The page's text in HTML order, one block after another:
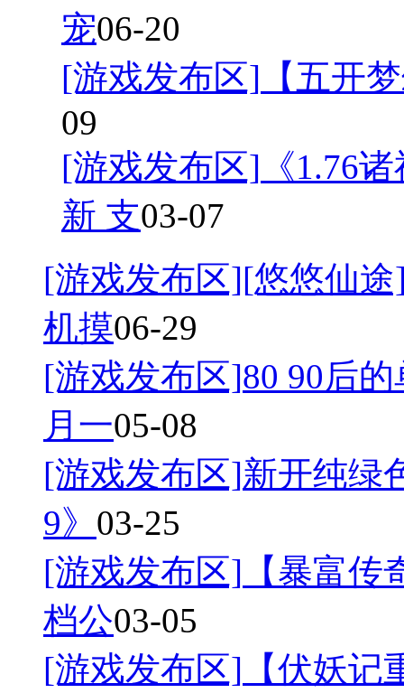
宠06-20
[游戏发布区] 【五开
09
[游戏发布区] 《1.76
新 支03-07
[游戏发布区][悠悠仙
机摸06-29
[游戏发布区]80 90后
月一05-08
[游戏发布区]新开纯绿
9》 03-25
[游戏发布区] 【暴富
档公03-05
[游戏发布区] 【伏妖